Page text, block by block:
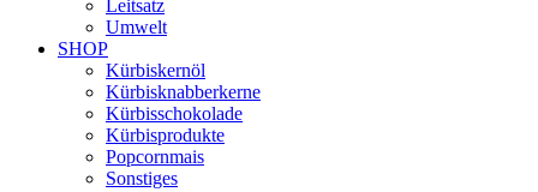
Leitsatz
Umwelt
SHOP
Kürbiskernöl
Kürbisknabberkerne
Kürbisschokolade
Kürbisprodukte
Popcornmais
Sonstiges